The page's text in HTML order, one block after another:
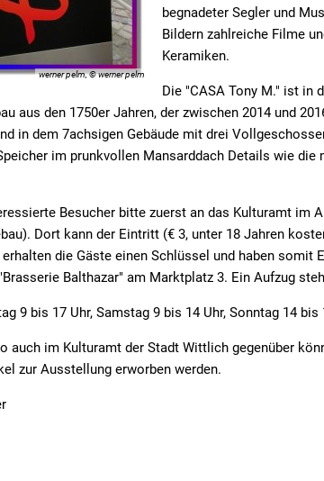
werner pelm, © werner pelm
begnadeter Segler und
Bildern zahlreiche Filme
Keramiken.
Die "CASA Tony M." ist in
aus den 1750er Jahren, der zwischen 2014 und
in dem 7achsigen Gebäude mit drei
im prunkvollen Mansarddach Details wie die
Besucher bitte zuerst an das Kulturamt im
Dort kann der Eintritt (€ 3, unter 18 Jahren
die Gäste einen Schlüssel und haben somit
Balthazar" am Marktplatz 3. Ein Aufzug
9 bis 17 Uhr, Samstag 9 bis 14 Uhr, Sonntag 14 bis
auch im Kulturamt der Stadt Wittlich gegenüber
zur Ausstellung erworben werden.